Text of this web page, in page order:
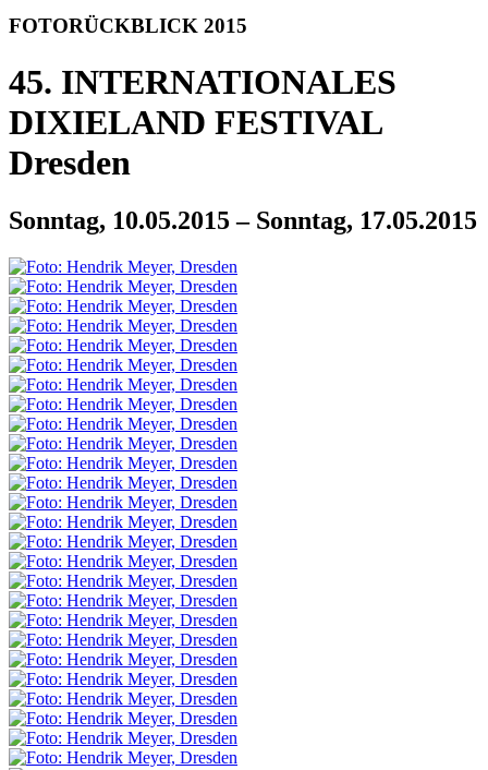
FOTO­RÜCKBLICK 2015
45. INTERNATIONALES
DIXIELAND FESTIVAL
Dresden
Sonntag, 10.05.2015 – Sonntag, 17.05.2015